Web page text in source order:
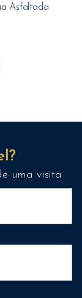
Asfaltada
uma visita